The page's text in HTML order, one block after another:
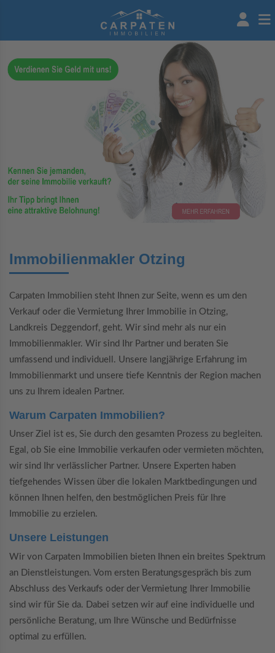
Immobilienmakler Otzing
Carpaten Immobilien steht Ihnen zur Seite, wenn es um den
Verkauf oder die Vermietung Ihrer Immobilie in Otzing,
Landkreis Deggendorf, geht. Wir sind mehr als nur ein
Immobilienmakler. Wir sind Ihr Partner und beraten Sie
umfassend und individuell. Unsere langjährige Erfahrung im
Immobilienmarkt und unsere tiefe Kenntnis der Region machen
uns zu Ihrem idealen Partner.
Warum Carpaten Immobilien?
Unser Ziel ist es, Sie durch den gesamten Prozess zu begleiten.
Egal, ob Sie eine Immobilie verkaufen oder vermieten möchten,
wir sind Ihr verlässlicher Partner. Unsere Experten haben
tiefgehendes Wissen über die lokalen Marktbedingungen und
können Ihnen helfen, den bestmöglichen Preis für Ihre
Immobilie zu erzielen.
Unsere Leistungen
Wir von Carpaten Immobilien bieten Ihnen ein breites Spektrum
an Dienstleistungen. Vom ersten Beratungsgespräch bis zum
Abschluss des Verkaufs oder der Vermietung Ihrer Immobilie
sind wir für Sie da. Dabei setzen wir auf eine individuelle und
persönliche Beratung, um Ihre Wünsche und Bedürfnisse
optimal zu erfüllen.